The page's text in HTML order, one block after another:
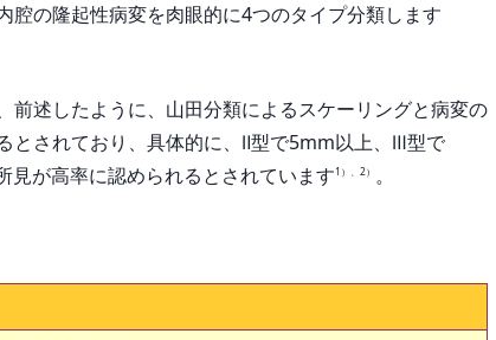
の隆起性病変を肉眼的に4つのタイプ分類します
述したように、山田分類によるスケーリングと病変の
とされており、具体的に、Ⅱ型で5mm以上、Ⅲ型で
が高率に認められるとされています1）、2） 。